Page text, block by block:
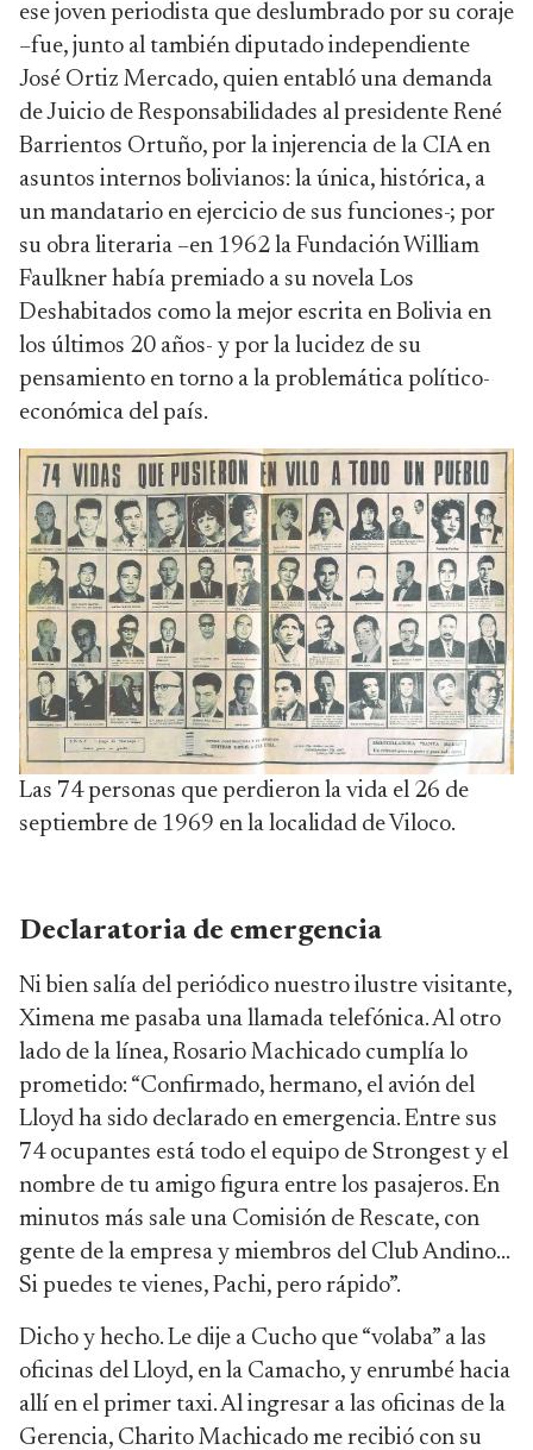
ese joven periodista que deslumbrado por su coraje
–fue, junto al también diputado independiente
José Ortiz Mercado, quien entabló una demanda
de Juicio de Responsabilidades al presidente René
Barrientos Ortuño, por la injerencia de la CIA en
asuntos internos bolivianos: la única, histórica, a
un mandatario en ejercicio de sus funciones-; por
su obra literaria –en 1962 la Fundación William
Faulkner había premiado a su novela Los
Deshabitados como la mejor escrita en Bolivia en
los últimos 20 años- y por la lucidez de su
pensamiento en torno a la problemática político-
económica del país.
Las 74 personas que perdieron la vida el 26 de
septiembre de 1969 en la localidad de Viloco.
Declaratoria de emergencia
Ni bien salía del periódico nuestro ilustre visitante,
Ximena me pasaba una llamada telefónica. Al otro
lado de la línea, Rosario Machicado cumplía lo
prometido: “Confirmado, hermano, el avión del
Lloyd ha sido declarado en emergencia. Entre sus
74 ocupantes está todo el equipo de Strongest y el
nombre de tu amigo figura entre los pasajeros. En
minutos más sale una Comisión de Rescate, con
gente de la empresa y miembros del Club Andino…
Si puedes te vienes, Pachi, pero rápido”.
Dicho y hecho. Le dije a Cucho que “volaba” a las
oficinas del Lloyd, en la Camacho, y enrumbé hacia
allí en el primer taxi. Al ingresar a las oficinas de la
Gerencia, Charito Machicado me recibió con su